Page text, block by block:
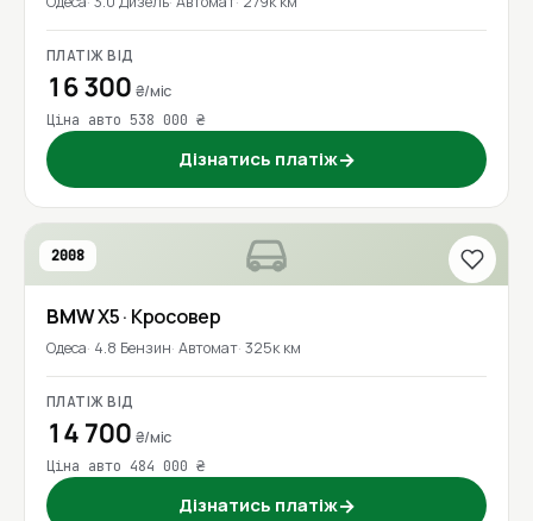
ПЛАТІЖ ВІД
16 300 ₴/міс
Ціна авто 538 000 ₴
Дізнатись платіж→
2008
BMWX5· Кросовер
Одеса 4.8 Бензин Автомат 325к км
ПЛАТІЖ ВІД
14 700 ₴/міс
Ціна авто 484 000 ₴
Дізнатись платіж→